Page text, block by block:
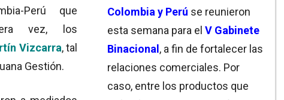
Colombia y Perú se reunieron
esta semana para el V Gabinete
Binacional, a fin de fortalecer las
relaciones comerciales. Por
caso, entre los productos que
Perú que
vez, los
Vizcarra, tal
Gestión.